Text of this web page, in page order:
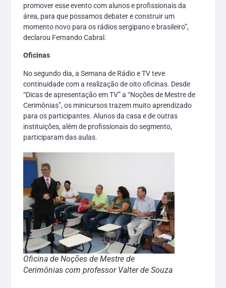
promover esse evento com alunos e profissionais da
área, para que possamos debater e construir um
momento novo para os rádios sergipano e brasileiro”,
declarou Fernando Cabral.
Oficinas
No segundo dia, a Semana de Rádio e TV teve
continuidade com a realização de oito oficinas. Desde
“Dicas de apresentação em TV” a “Noções de Mestre de
Cerimônias”, os minicursos trazem muito aprendizado
para os participantes. Alunos da casa e de outras
instituições, além de profissionais do segmento,
participaram das aulas.
Oficina de Noções de Mestre de
Cerimônias com professor Valter de Souza